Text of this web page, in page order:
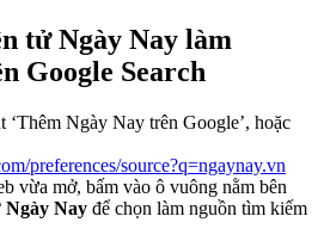
tử Ngày Nay làm
Google Search
‘Thêm Ngày Nay trên Google’, hoặc
preferences/source?q=ngaynay.vn
vừa mở, bấm vào ô vuông nằm bên
Ngày Nay để chọn làm nguồn tìm kiếm